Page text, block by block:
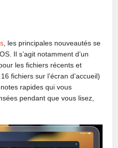
, les principales nouveautés se
Il s’agit notamment d’un
les fichiers récents et
fichiers sur l’écran d’accueil)
rapides qui vous
pendant que vous lisez,